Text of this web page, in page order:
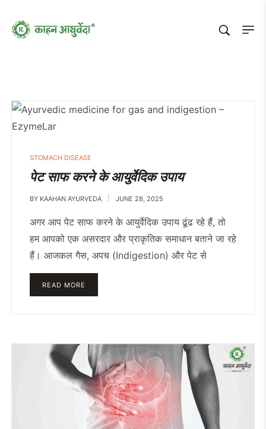
STOMACH DISEASE
पेट साफ करने के आयुर्वेदिक उपाय
BY KAAHAN AYURVEDA JUNE 28, 2025
अगर आप पेट साफ करने के आयुर्वेदिक उपाय ढूंढ रहे हैं, तो
हम आपको एक असरदार और प्राकृतिक समाधान बताने जा रहे
हैं। आजकल गैस, अपच (Indigestion) और पेट से
READ MORE